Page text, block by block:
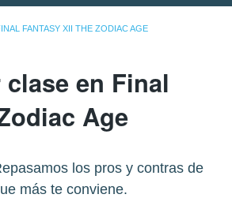
FANTASY XII THE ZODIAC AGE
en Final
Age
los pros y contras de
más te conviene.